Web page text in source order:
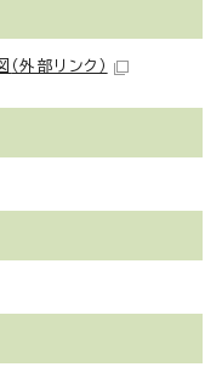
（外部リンク）